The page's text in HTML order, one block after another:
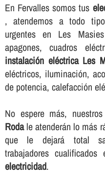
En Fervalles somos tus
, atendemos a todo
urgentes en Les
apagones, cuadros
instalación eléctrica Les
eléctricos, iluminación,
de potencia, calefacción
No espere más, nuestros
Rodale atenderán lo más
que le dejará total
trabajadores
electricidad.